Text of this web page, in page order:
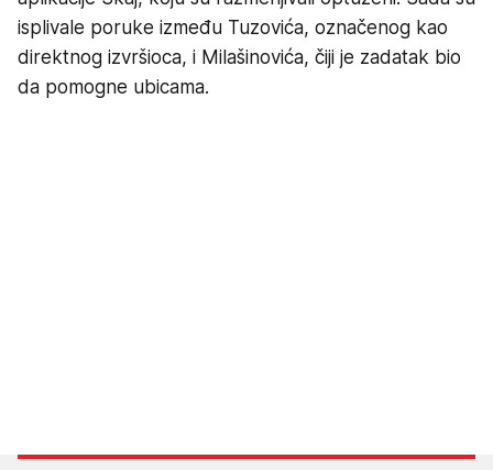
isplivale poruke između Tuzovića, označenog kao
direktnog izvršioca, i Milašinovića, čiji je zadatak bio
da pomogne ubicama.